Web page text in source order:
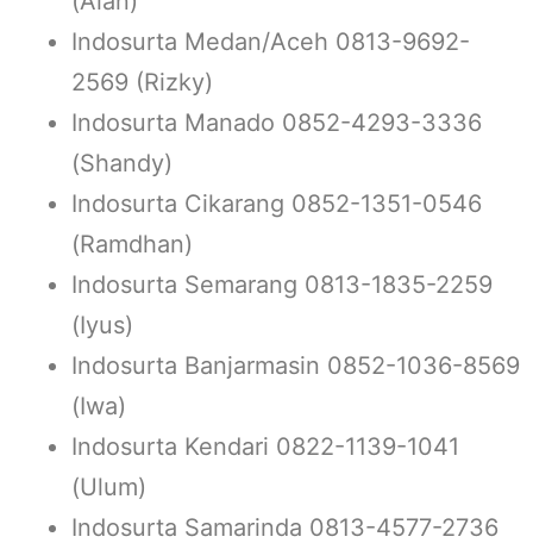
Indosurta Medan/Aceh 0813-9692-
2569 (Rizky)
Indosurta Manado 0852-4293-3336
(Shandy)
Indosurta Cikarang 0852-1351-0546
(Ramdhan)
Indosurta Semarang 0813-1835-2259
(Iyus)
Indosurta Banjarmasin 0852-1036-8569
(Iwa)
Indosurta Kendari 0822-1139-1041
(Ulum)
Indosurta Samarinda 0813-4577-2736